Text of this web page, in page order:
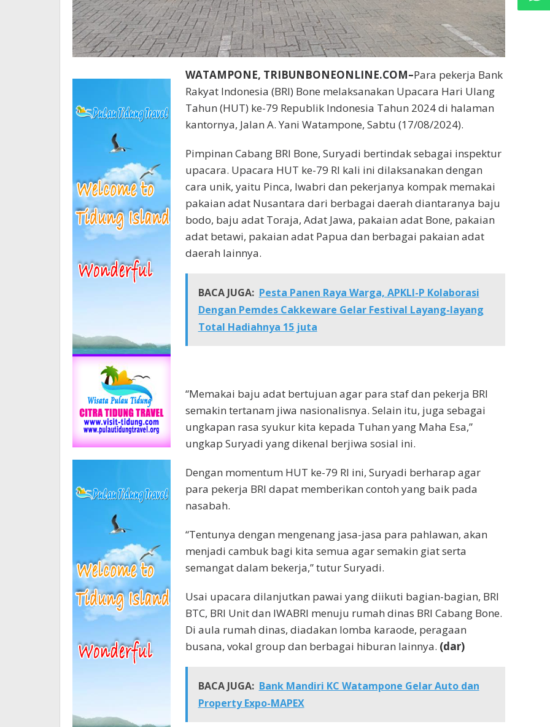
WATAMPONE, TRIBUNBONEONLINE.COM–Para pekerja Bank
Rakyat Indonesia (BRI) Bone melaksanakan Upacara Hari Ulang
Tahun (HUT) ke-79 Republik Indonesia Tahun 2024 di halaman
kantornya, Jalan A. Yani Watampone, Sabtu (17/08/2024).
Pimpinan Cabang BRI Bone, Suryadi bertindak sebagai inspektur
upacara. Upacara HUT ke-79 RI kali ini dilaksanakan dengan
cara unik, yaitu Pinca, Iwabri dan pekerjanya kompak memakai
pakaian adat Nusantara dari berbagai daerah diantaranya baju
bodo, baju adat Toraja, Adat Jawa, pakaian adat Bone, pakaian
adat betawi, pakaian adat Papua dan berbagai pakaian adat
daerah lainnya.
BACA JUGA: Pesta Panen Raya Warga, APKLI-P Kolaborasi
Dengan Pemdes Cakkeware Gelar Festival Layang-layang
Total Hadiahnya 15 juta
“Memakai baju adat bertujuan agar para staf dan pekerja BRI
semakin tertanam jiwa nasionalisnya. Selain itu, juga sebagai
ungkapan rasa syukur kita kepada Tuhan yang Maha Esa,”
ungkap Suryadi yang dikenal berjiwa sosial ini.
Dengan momentum HUT ke-79 RI ini, Suryadi berharap agar
para pekerja BRI dapat memberikan contoh yang baik pada
nasabah.
“Tentunya dengan mengenang jasa-jasa para pahlawan, akan
menjadi cambuk bagi kita semua agar semakin giat serta
semangat dalam bekerja,” tutur Suryadi.
Usai upacara dilanjutkan pawai yang diikuti bagian-bagian, BRI
BTC, BRI Unit dan IWABRI menuju rumah dinas BRI Cabang Bone.
Di aula rumah dinas, diadakan lomba karaode, peragaan
busana, vokal group dan berbagai hiburan lainnya. (dar)
BACA JUGA: Bank Mandiri KC Watampone Gelar Auto dan
Property Expo-MAPEX